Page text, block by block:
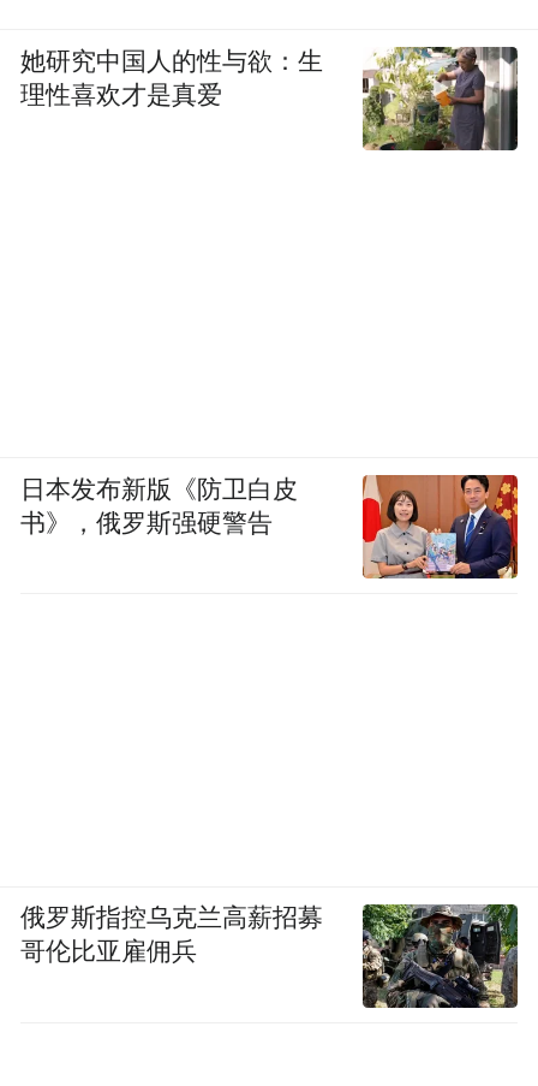
她研究中国人的性与欲：生
理性喜欢才是真爱
日本发布新版《防卫白皮
书》，俄罗斯强硬警告
俄罗斯指控乌克兰高薪招募
哥伦比亚雇佣兵